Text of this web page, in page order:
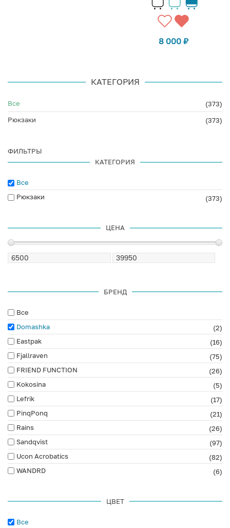
8 000 ₽
КАТЕГОРИЯ
Все
(373)
Рюкзаки
(373)
ФИЛЬТРЫ
КАТЕГОРИЯ
Все
Рюкзаки
(373)
ЦЕНА
БРЕНД
Все
Domashka
(2)
Eastpak
(16)
Fjallraven
(75)
FRIEND FUNCTION
(26)
Kokosina
(5)
Lefrik
(17)
PinqPonq
(21)
Rains
(26)
Sandqvist
(97)
Ucon Acrobatics
(82)
WANDRD
(6)
ЦВЕТ
Все